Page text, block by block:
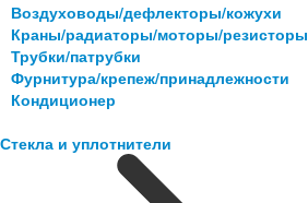
Воздуховоды/дефлекторы/кожухи
Краны/радиаторы/моторы/резисторы
Трубки/патрубки
Фурнитура/крепеж/принадлежности
Кондиционер
Стекла и уплотнители